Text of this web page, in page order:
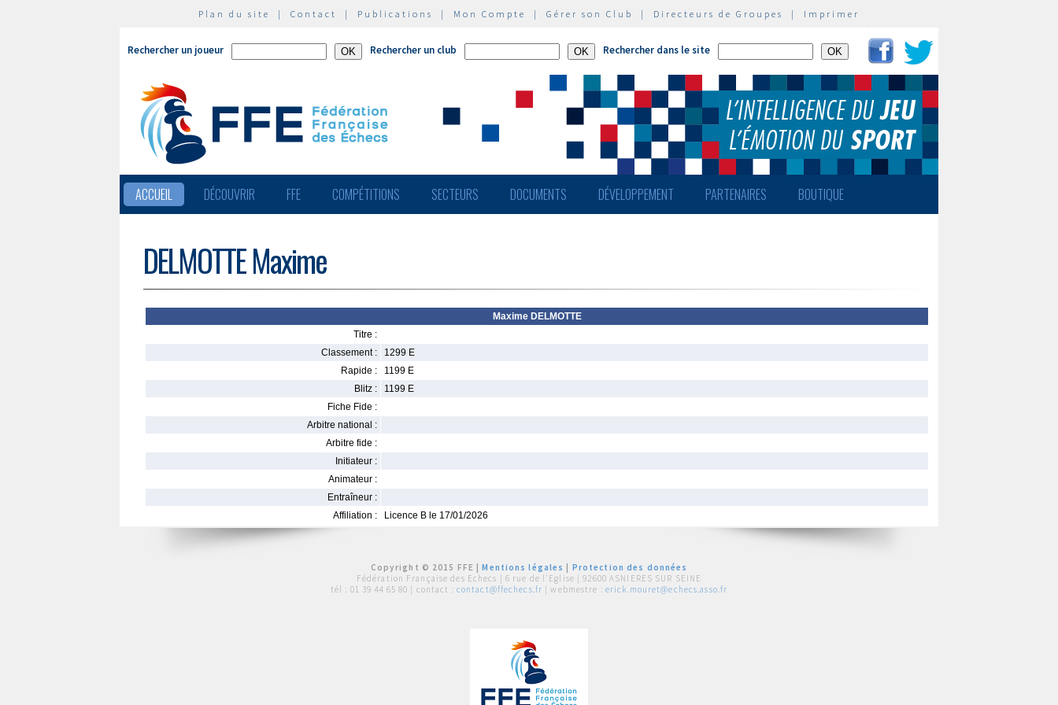
Plan du site | Contact | Publications | Mon Compte | Gérer son Club | Directeurs de Groupes | Imprimer
Rechercher un joueur Rechercher un club Rechercher dans le site
ACCUEIL DÉCOUVRIR FFE COMPÉTITIONS SECTEURS DOCUMENTS DÉVELOPPEMENT PARTENAIRES BOUTIQUE
DELMOTTE Maxime
Maxime DELMOTTE
Titre :
Classement :
1299 E
Rapide :
1199 E
Blitz :
1199 E
Fiche Fide :
Arbitre national :
Arbitre fide :
Initiateur :
Animateur :
Entraîneur :
Affiliation :
Licence B le 17/01/2026
Copyright © 2015 FFE |Mentions légales
Protection des données
Fédération Française des Echecs | 6 rue de l'Eglise | 92600 ASNIERES SUR SEINE
tél : 01 39 44 65 80 | contact : contact@ffechecs.fr | webmestre : erick.mouret@echecs.asso.fr